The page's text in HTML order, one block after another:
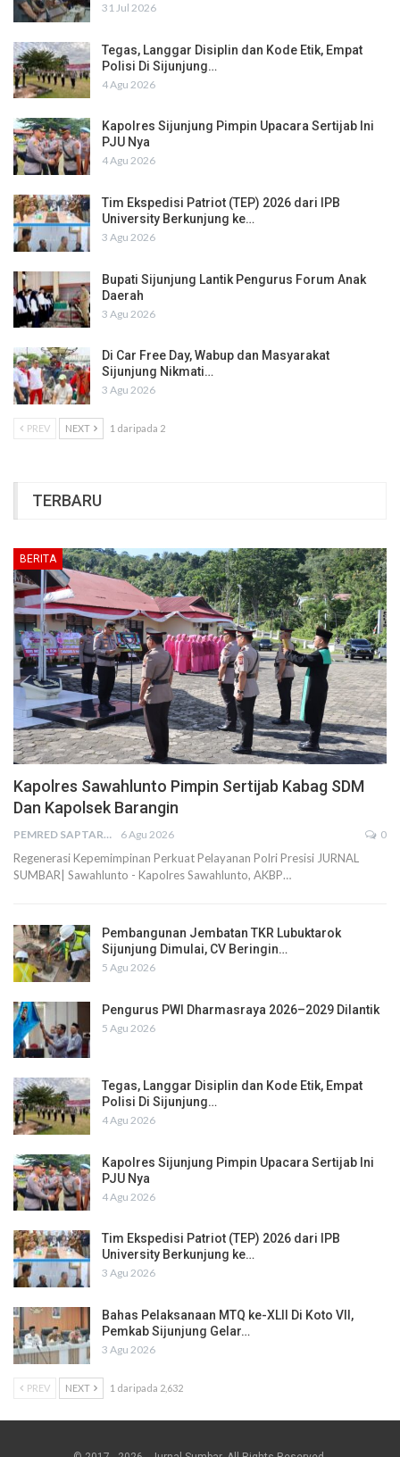
31 Jul 2026
Tegas, Langgar Disiplin dan Kode Etik, Empat
Polisi Di Sijunjung…
4 Agu 2026
Kapolres Sijunjung Pimpin Upacara Sertijab Ini
PJU Nya
4 Agu 2026
Tim Ekspedisi Patriot (TEP) 2026 dari IPB
University Berkunjung ke…
3 Agu 2026
Bupati Sijunjung Lantik Pengurus Forum Anak
Daerah
3 Agu 2026
Di Car Free Day, Wabup dan Masyarakat
Sijunjung Nikmati…
3 Agu 2026
PREV NEXT 1 daripada 2
TERBARU
BERITA
Kapolres Sawahlunto Pimpin Sertijab Kabag SDM
Dan Kapolsek Barangin
PEMRED SAPTARIUS 6 Agu 2026 0
Regenerasi Kepemimpinan Perkuat Pelayanan Polri Presisi JURNAL
SUMBAR| Sawahlunto - Kapolres Sawahlunto, AKBP…
Pembangunan Jembatan TKR Lubuktarok
Sijunjung Dimulai, CV Beringin…
5 Agu 2026
Pengurus PWI Dharmasraya 2026–2029 Dilantik
5 Agu 2026
Tegas, Langgar Disiplin dan Kode Etik, Empat
Polisi Di Sijunjung…
4 Agu 2026
Kapolres Sijunjung Pimpin Upacara Sertijab Ini
PJU Nya
4 Agu 2026
Tim Ekspedisi Patriot (TEP) 2026 dari IPB
University Berkunjung ke…
3 Agu 2026
Bahas Pelaksanaan MTQ ke-XLII Di Koto VII,
Pemkab Sijunjung Gelar…
3 Agu 2026
PREV NEXT 1 daripada 2,632